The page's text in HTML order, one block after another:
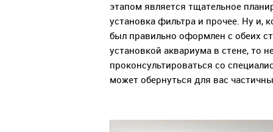
этапом является тщательное
установка фильтра и прочее. Ну и,
был правильно оформлен с обеих
установкой аквариума в стене, то
проконсультироваться со
может обернуться для вас